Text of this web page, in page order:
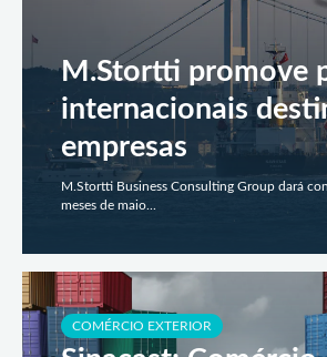
M.Stortti promove
internacionais
empresas
M.Stortti Business Consulting Group dará
meses de maio...
COMÉRCIO EXTERIOR